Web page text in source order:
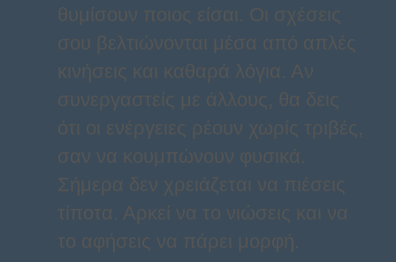
θυμίσουν ποιος είσαι. Οι σχέσεις
σου βελτιώνονται μέσα από απλές
κινήσεις και καθαρά λόγια. Αν
συνεργαστείς με άλλους, θα δεις
ότι οι ενέργειες ρέουν χωρίς τριβές,
σαν να κουμπώνουν φυσικά.
Σήμερα δεν χρειάζεται να πιέσεις
τίποτα. Αρκεί να το νιώσεις και να
το αφήσεις να πάρει μορφή.